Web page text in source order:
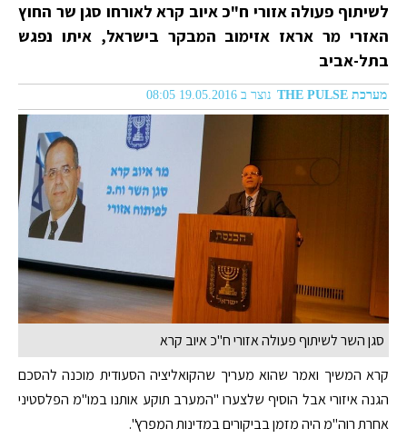
לשיתוף פעולה אזורי ח"כ איוב קרא לאורחו סגן שר החוץ
האזרי מר אראז אזימוב המבקר בישראל, איתו נפגש
בתל-אביב
מערכת THE PULSE נוצר ב 19.05.2016 08:05
סגן השר לשיתוף פעולה אזורי ח"כ איוב קרא
קרא המשיך ואמר שהוא מעריך שהקואליציה הסעודית מוכנה להסכם
הגנה איזורי אבל הוסיף שלצערו "המערב תוקע אותנו במו"מ הפלסטיני
אחרת רוה"מ היה מזמן בביקורים במדינות המפרץ".